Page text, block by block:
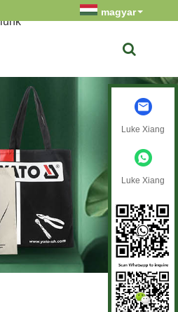
magyar
Luke Xiang
Luke Xiang